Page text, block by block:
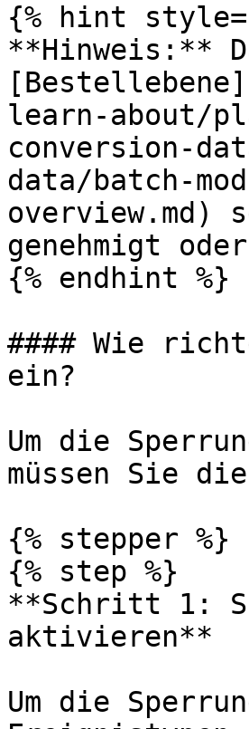
{% hint
**Hinweis:**
learn-about/
conversion-
data/batch-
overview.md)
genehmigt
{% endhint %}
#### Wie
ein?
Um die
müssen Sie
{% stepper %}
{% step %}
**Schritt 1:
aktivieren**
Um die